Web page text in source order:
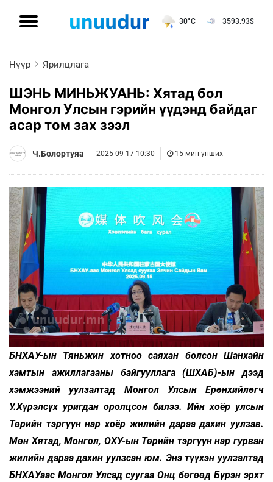
30°C 3593.93$
Нүүр Ярилцлага
ШЭНЬ МИНЬЖУАНЬ: Хятад бол
Монгол Улсын гэрийн үүдэнд байдаг
асар том зах зээл
Ч.Болортуяа 2025-09-17 10:30 15 мин унших
БНХАУ-ын Тяньжин хотноо саяхан болсон Шанхайн
хамтын ажиллагааны байгууллага (ШХАБ)-ын дээд
хэмжээний уулзалтад Монгол Улсын Ерөнхийлөгч
У.Хүрэлсүх уригдан оролцсон билээ. Ийн хоёр улсын
Төрийн тэргүүн нар хоёр жилийн дараа дахин уулзав.
Мөн Хятад, Монгол, ОХУ-ын Төрийн тэргүүн нар гурван
жилийн дараа дахин уулзсан юм. Энэ түүхэн уулзалтад
БНХАУаас Монгол Улсад суугаа Онц бөгөөд Бүрэн эрхт